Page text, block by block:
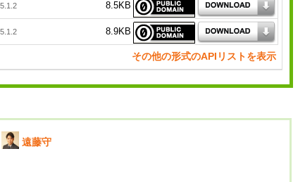
8.5KB
8.9KB
その他の形式のAPIリストを表示
遠藤守